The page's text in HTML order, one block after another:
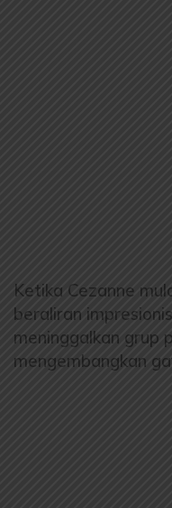
Ketika Cezanne
beraliran
meninggalkan grup
mengembangkan